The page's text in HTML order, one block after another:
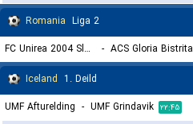
Romania Liga 2
FC Unirea 2004 Slobozia - ACS Gloria Bistrita
Iceland 1. Deild
UMF Afturelding - UMF Grindavik ۲۲:۴۵